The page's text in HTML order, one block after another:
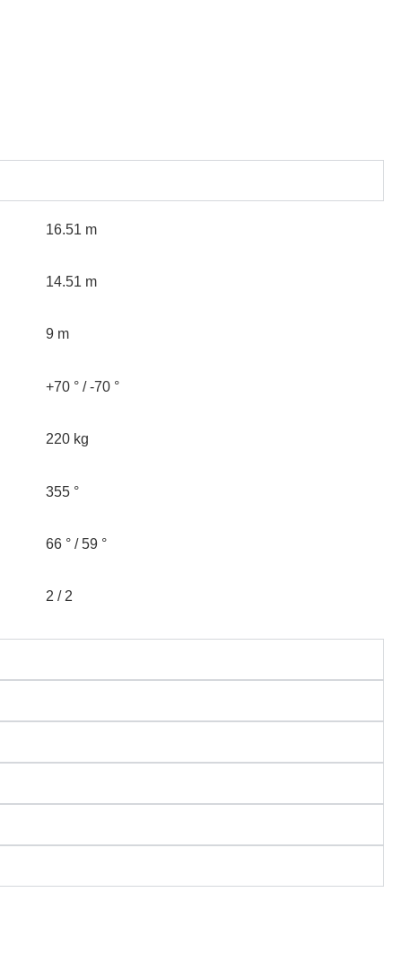
16.51 m
14.51 m
9 m
+70 ° / -70 °
220 kg
355 °
66 ° / 59 °
2 / 2